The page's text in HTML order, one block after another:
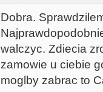
Dobra.
walczyc. Zdiecia
zamowie u ciebie
moglby zabrac to